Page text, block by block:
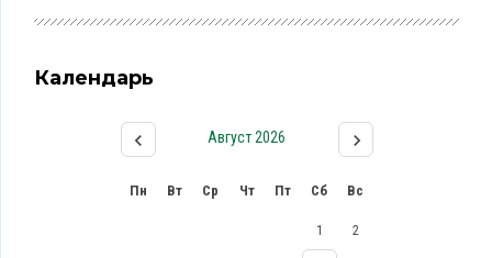
Календарь
Август 2026
Пн Вт Ср Чт Пт Сб Вс
1 2